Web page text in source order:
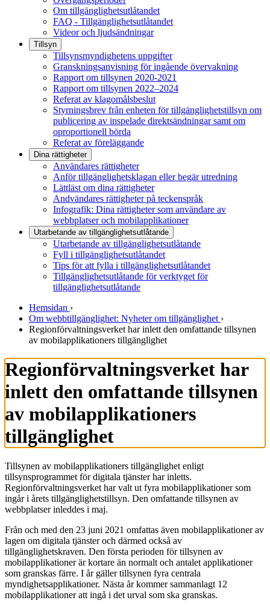
Om tillgänglighetsutlåtandet
FAQ - Tillgänglighetsutlåtandet
Videor och ljudsändningar
Tillsyn
Tillsynsmyndighetens uppgifter
Granskningsanvisning för ingående övervakning
Rapport om tillsynen 2020-2021
Rapport om tillsynen 2022–2024
Referat av klagomålsbeslut
Styrningsbrev från enheten för tillgänglighetstillsyn om
publicering av inspelade direktsändningar samt om
oproportionell börda
Referat av föreläggande
Dina rättigheter
Användares rättigheter
Anför tillgänglighetsklagan eller begär utredning
Lättläst om dina rättigheter
Andvändares rättigheter på teckenspråk
Infografik: Dina rättigheter som användare av
webbplatser och mobilapplikationer
Utarbetande av tillgänglighets­utlåtande
Utarbetande av tillgänglighetsutlåtande
Fyll i tillgänglighetsutlåtandet
Tips för att fylla i tillgänglighetsutlåtandet
Tillgänglighetsutlåtande för verktyget för
tillgänglighetsutlåtande
Hemsidan ›
Om webbtillgänglighet: Nyheter om tillgänglighet ›
Regionförvaltningsverket har inlett den omfattande tillsynen
av mobilapplikationers tillgänglighet
Regionförvaltningsverket har
inlett den omfattande tillsynen
av mobilapplikationers
tillgänglighet
Tillsynen av mobilapplikationers tillgänglighet enligt
tillsynsprogrammet för digitala tjänster har inletts.
Regionförvaltningsverket har valt ut fyra mobilapplikationer som
ingår i årets tillgänglighetstillsyn. Den omfattande tillsynen av
webbplatser inleddes i maj.
Från och med den 23 juni 2021 omfattas även mobilapplikationer av
lagen om digitala tjänster och därmed också av
tillgänglighetskraven. Den första perioden för tillsynen av
mobilapplikationer är kortare än normalt och antalet applikationer
som granskas färre. I år gäller tillsynen fyra centrala
myndighetsapplikationer. Nästa år kommer sammanlagt 12
mobilapplikationer att ingå i det urval som ska granskas.